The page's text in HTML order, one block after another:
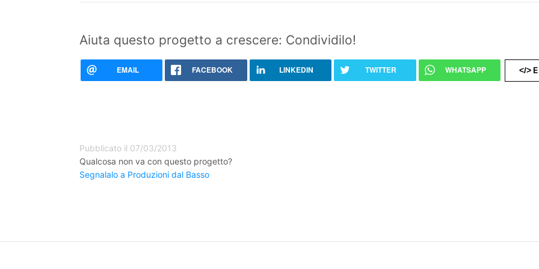
Aiuta questo progetto a crescere: Condividilo!
EMAIL FACEBOOK LINKEDIN TWITTER WHATSAPP </>
Pubblicato il 07/03/2013
Qualcosa non va con questo progetto?
Segnalalo a Produzioni dal Basso